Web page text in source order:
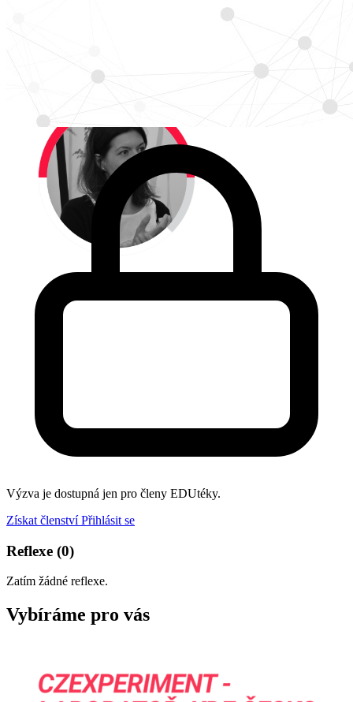
věcí, snaží se přispět k efektivnějšímu fungování veřejné správy a
veřejných služeb a podpořit evidence-based rozhodování. Ráda
pomáhá projektům, které znají pravé příčiny problémů, hledají pro
ně řešení, jsou zaměřené na výsledky a nebojí se sledování a měření
dopadu. Zajímají ji alternativní modely organizace pracovních týmů,
o jeden takový se koneckonců pokouší i ve své práci.
Výzva je dostupná jen pro členy EDUtéky.
Získat členstvíPřihlásit se
Reflexe (0)
Zatím žádné reflexe.
Vybíráme pro vás